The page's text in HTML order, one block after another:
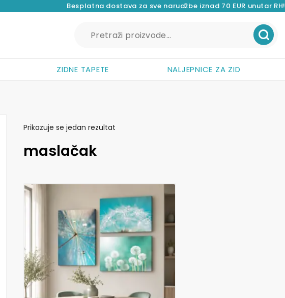
Besplatna dostava za sve narudžbe iznad 70 EUR unutar RH!
ZIDNE TAPETE NALJEPNICE ZA ZID
Prikazuje se jedan rezultat
maslačak
proizvod
varijanti.
Opcije
se
mogu
odabrati